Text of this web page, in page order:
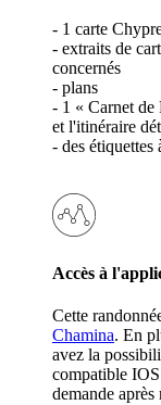
- 1 carte
- extraits de
concernés
- plans
- 1 « Carnet de
et l'itinéraire
- des étiquettes
Accès à
Cette
Chamina. En
avez la
compatible
demande après